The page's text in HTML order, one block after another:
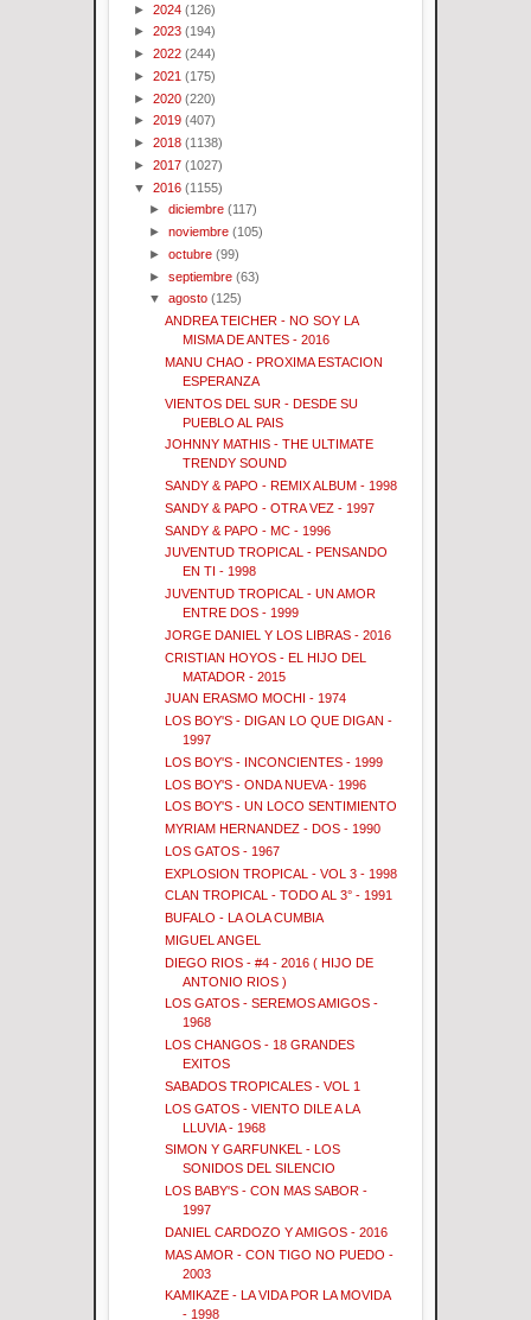
► 2024 (126)
► 2023 (194)
► 2022 (244)
► 2021 (175)
► 2020 (220)
► 2019 (407)
► 2018 (1138)
► 2017 (1027)
▼ 2016 (1155)
►diciembre (117)
►noviembre (105)
►octubre (99)
►septiembre (63)
▼agosto (125)
ANDREA TEICHER - NO SOY LA
MISMA DE ANTES - 2016
MANU CHAO - PROXIMA ESTACION
ESPERANZA
VIENTOS DEL SUR - DESDE SU
PUEBLO AL PAIS
JOHNNY MATHIS - THE ULTIMATE
TRENDY SOUND
SANDY & PAPO - REMIX ALBUM - 1998
SANDY & PAPO - OTRA VEZ - 1997
SANDY & PAPO - MC - 1996
JUVENTUD TROPICAL - PENSANDO
EN TI - 1998
JUVENTUD TROPICAL - UN AMOR
ENTRE DOS - 1999
JORGE DANIEL Y LOS LIBRAS - 2016
CRISTIAN HOYOS - EL HIJO DEL
MATADOR - 2015
JUAN ERASMO MOCHI - 1974
LOS BOY'S - DIGAN LO QUE DIGAN -
1997
LOS BOY'S - INCONCIENTES - 1999
LOS BOY'S - ONDA NUEVA - 1996
LOS BOY'S - UN LOCO SENTIMIENTO
MYRIAM HERNANDEZ - DOS - 1990
LOS GATOS - 1967
EXPLOSION TROPICAL - VOL 3 - 1998
CLAN TROPICAL - TODO AL 3° - 1991
BUFALO - LA OLA CUMBIA
MIGUEL ANGEL
DIEGO RIOS - #4 - 2016 ( HIJO DE
ANTONIO RIOS )
LOS GATOS - SEREMOS AMIGOS -
1968
LOS CHANGOS - 18 GRANDES
EXITOS
SABADOS TROPICALES - VOL 1
LOS GATOS - VIENTO DILE A LA
LLUVIA - 1968
SIMON Y GARFUNKEL - LOS
SONIDOS DEL SILENCIO
LOS BABY'S - CON MAS SABOR -
1997
DANIEL CARDOZO Y AMIGOS - 2016
MAS AMOR - CON TIGO NO PUEDO -
2003
KAMIKAZE - LA VIDA POR LA MOVIDA
- 1998